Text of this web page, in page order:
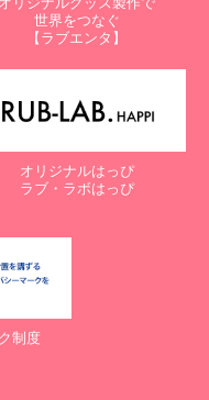
世界をつなぐ
【ラブエンタ】
オリジナルはっぴ
ラブ・ラボはっぴ
制度